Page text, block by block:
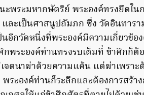
ะพระมหากษัตริย์ พระองค์ทรงยึดใ
ะเป็นศาสนูปถัมภก ซึ่ง วัดอินทาราม
อีกวัดหนึ่งที่พระองค์มีความเกี่ยวข้อ
พระองค์ท่านทรงรบเต็มที่ ข้าศึกก็ต้
จตนาฆ่าด้วยความแค้น แต่ฆ่าเพราะ
ระองค์ท่านก็ระลึกและต้องการสร้